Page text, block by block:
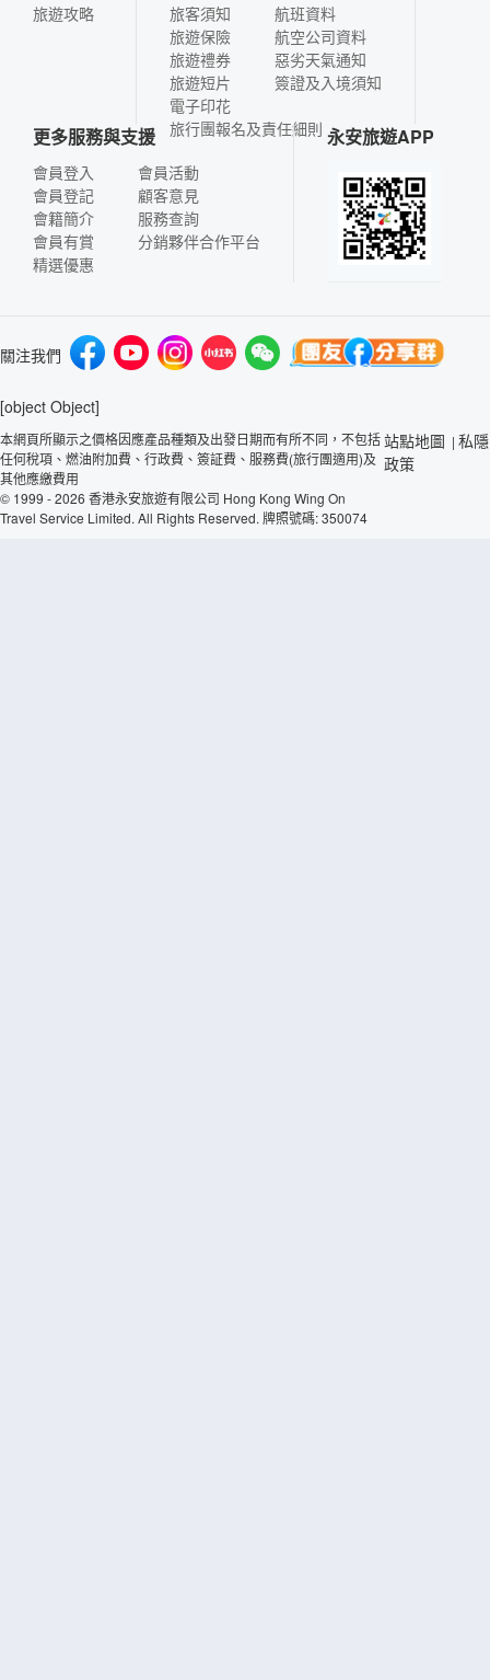
旅遊攻略
旅客須知
旅遊保險
旅遊禮券
旅遊短片
電子印花
航班資料
航空公司資料
惡劣天氣通知
簽證及入境須知
旅行團報名及責任細則
更多服務與支援
會員登入
會員登記
會籍簡介
會員有賞
精選優惠
會員活動
顧客意見
服務查詢
分銷夥伴合作平台
永安旅遊APP
關注我們
[object Object]
本網頁所顯示之價格因應產品種類及出發日期而有所不同，不包括
任何稅項、燃油附加費、行政費、簽証費、服務費(旅行團適用)及
其他應繳費用
© 1999 - 2026 香港永安旅遊有限公司 Hong Kong Wing On
Travel Service Limited. All Rights Reserved. 牌照號碼: 350074
站點地圖 | 私隱
政策